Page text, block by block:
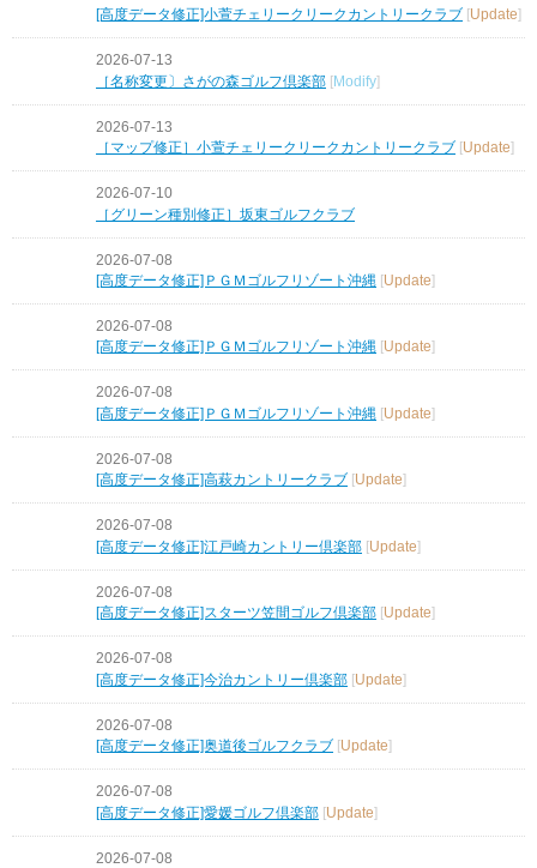
[高度データ修正]小萱チェリークリークカントリークラブ
Update
2026-07-13
［名称変更〕さがの森ゴルフ倶楽部 [Modify]
2026-07-13
［マップ修正］小萱チェリークリークカントリークラブ [Update]
2026-07-10
［グリーン種別修正］坂東ゴルフクラブ
2026-07-08
[高度データ修正]ＰＧＭゴルフリゾート沖縄 [Update]
2026-07-08
[高度データ修正]ＰＧＭゴルフリゾート沖縄 Update
2026-07-08
[高度データ修正]ＰＧＭゴルフリゾート沖縄 [Update]
2026-07-08
[高度データ修正]高萩カントリークラブ
Update
2026-07-08
[高度データ修正]江戸崎カントリー倶楽部 [Update]
2026-07-08
[高度データ修正]スターツ笠間ゴルフ倶楽部 Update
2026-07-08
[高度データ修正]今治カントリー倶楽部 [Update]
2026-07-08
[高度データ修正]奥道後ゴルフクラブ
Update
2026-07-08
[高度データ修正]愛媛ゴルフ倶楽部 [Update]
2026-07-08